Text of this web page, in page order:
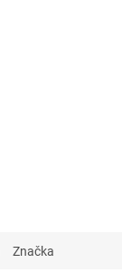
Značka